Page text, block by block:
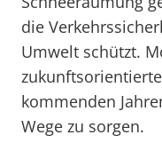
die
Umwelt schützt.
kommenden
Wege zu sorgen.